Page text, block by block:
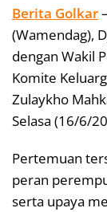
Berita Golkar
(Wamendag),
dengan Wakil
Komite
Zulaykho
Selasa (16/6/
Pertemuan
peran
serta upaya